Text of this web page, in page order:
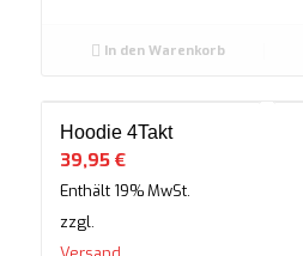
In den Warenkorb
Hoodie 4Takt
39,95 €
Enthält 19% MwSt.
zzgl.